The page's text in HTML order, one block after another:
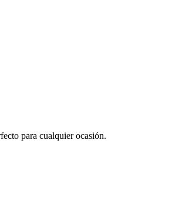
para cualquier ocasión.